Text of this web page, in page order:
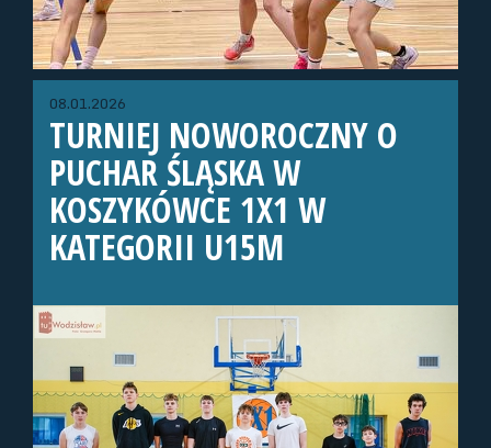
08.01.2026
TURNIEJ NOWOROCZNY O
PUCHAR ŚLĄSKA W
KOSZYKÓWCE 1X1 W
KATEGORII U15M